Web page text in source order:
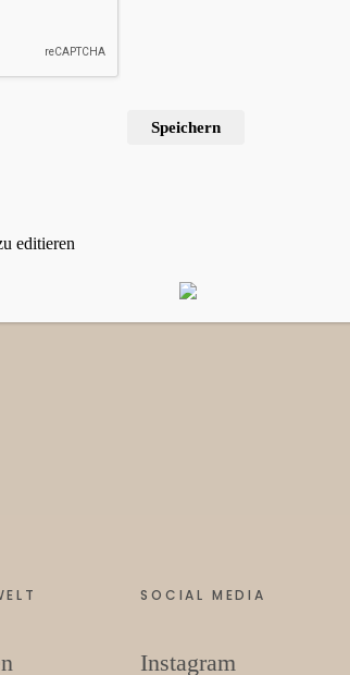
SOCIAL MEDIA
Instagram
Speichern
editieren